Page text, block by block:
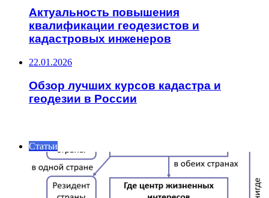
Актуальность повышения
квалификации геодезистов и
кадастровых инженеров
22.01.2026
Обзор лучших курсов кадастра и
геодезии в России
Статьи